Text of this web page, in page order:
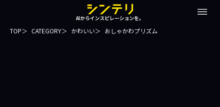
AIからインスピレーションを。
TOP CATEGORY かわいい おしゃかわプリズム